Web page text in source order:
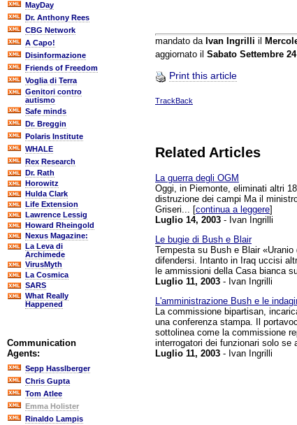
MayDay
Dr. Anthony Rees
CBG Network
A Capo!
Disinformazione
Friends of Freedom
Voglia di Terra
Genitori contro
autismo
Safe minds
Dr. Breggin
Polaris Institute
WHALE
Rex Research
Dr. Rath
Horowitz
Hulda Clark
Life Extension
Lawrence Lessig
Howard Rheingold
Nexus Magazine:
La Leva di
Archimede
VirusMyth
La Cosmica
SARS
What Really
Happened
Communication
Agents:
Sepp Hasslberger
Chris Gupta
Tom Atlee
Emma Holister
Rinaldo Lampis
mandato da Ivan Ingrilli il
aggiornato il Sabato Settembre 24
Print this article
TrackBack
Related Articles
La guerra degli OGM
Oggi, in Piemonte, eliminati altri
distruzione dei campi Ma il
Griseri... [continua a leggere]
Luglio 14, 2003 - Ivan Ingrilli
Le bugie di Bush e Blair
Tempesta su Bush e Blair
difendersi. Intanto in Iraq uccisi
le ammissioni della Casa bianca
Luglio 11, 2003 - Ivan Ingrilli
L'amministrazione Bush e le
La commissione bipartisan,
una conferenza stampa. Il
sottolinea come la commissione
interrogatori dei funzionari solo
Luglio 11, 2003 - Ivan Ingrilli